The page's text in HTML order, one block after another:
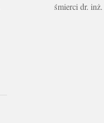
śmierci dr.